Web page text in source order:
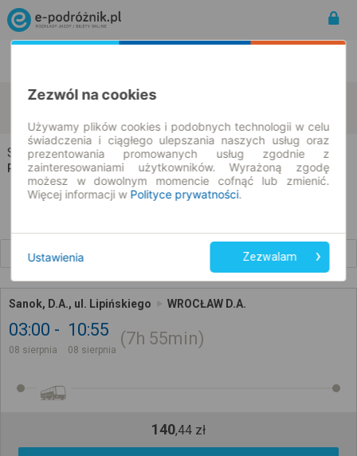
Sanok Wrocław
Sanok → Wrocław
Rozkład jazdy i bilety
Sanok, D.A., ul. Lipińskiego WROCŁAW D.A.
03:00
08 sierpnia
10:55
08 sierpnia
7h 55min
140,44 zł
Zezwól na cookies
Używamy plików cookies i podobnych technologii w celu
świadczenia i ciągłego ulepszania naszych usług oraz
prezentowania promowanych usług zgodnie z
zainteresowaniami użytkowników. Wyrażoną zgodę
możesz w dowolnym momencie cofnąć lub zmienić.
Więcej informacji w Polityce prywatności.
Ustawienia Zezwalam